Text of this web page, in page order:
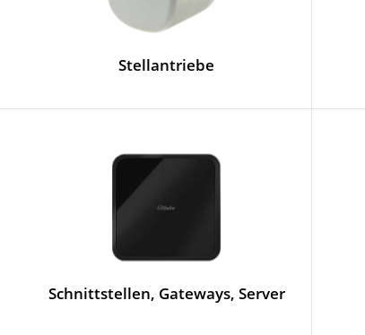
Stellantriebe
Schnittstellen, Gateways, Server